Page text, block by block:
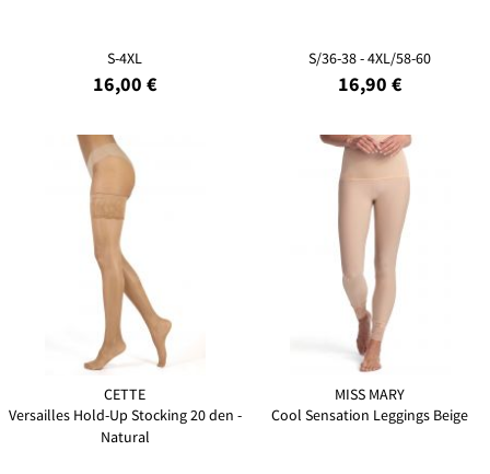
S-4XL
16,00 €
S/36-38 - 4XL/58-60
16,90 €
CETTE
Versailles Hold-Up Stocking 20 den -
Natural
MISS MARY
Cool Sensation Leggings Beige